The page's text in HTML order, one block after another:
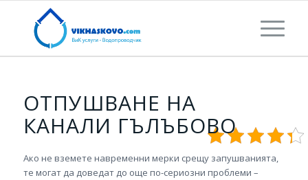
ОТПУШВАНЕ НА
КАНАЛИ ГЪЛЪБОВО
Ако не вземете навременни мерки срещу запушванията,
те могат да доведат до още по-сериозни проблеми –